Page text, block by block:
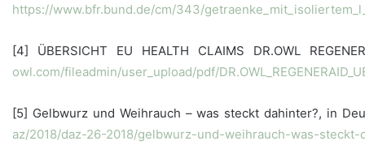
https://www.bfr.bund.de/cm/343/
[4] ÜBERSICHT EU HEALTH CLAIMS DR.OWL
owl.com/fileadmin/user_upload/pdf/
[5] Gelbwurz und Weihrauch – was steckt dahinter?, in
az/2018/daz-26-2018/gelbwurz-und-weihrauch-was-steckt-